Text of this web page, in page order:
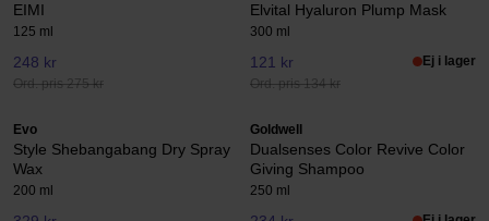
EIMI
125 ml
248 kr
Ord. pris 275 kr
Elvital Hyaluron Plump Mask
300 ml
121 kr
Ord. pris 134 kr
Ej i lager
Evo
Style Shebangabang Dry Spray
Wax
200 ml
Goldwell
Dualsenses Color Revive Color
Giving Shampoo
250 ml